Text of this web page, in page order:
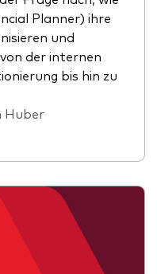
Planner) ihre
und
der internen
bis hin zu
Huber